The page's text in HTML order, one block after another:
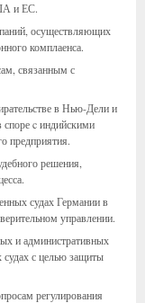
и ЕС.
осуществляющих
комплаенса.
связанным с
в Нью-Дели и
споре c индийскими
предприятия.
решения,
судах Германии в
управлении.
и административных
с целью защиты
регулирования